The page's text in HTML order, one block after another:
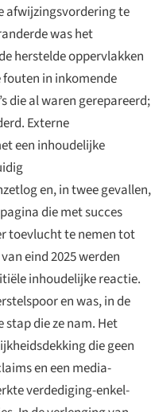
afwijzingsvordering te
was het
herstelde oppervlakken
fouten in inkomende
die al waren gerepareerd;
Externe
een inhoudelijke
en, in twee gevallen,
die met succes
toevlucht te nemen tot
eind 2025 werden
inhoudelijke reactie.
en was, in de
stap die ze nam. Het
die geen
en een media-
verdediging-enkel-